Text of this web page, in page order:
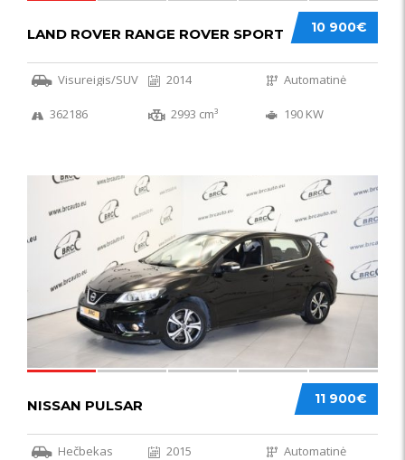
10 900€
LAND ROVER RANGE ROVER SPORT
Visureigis/SUV 2014 Automatinė
362186 2993 cm³ 190 KW
11 900€
NISSAN PULSAR
Hečbekas 2015 Automatinė